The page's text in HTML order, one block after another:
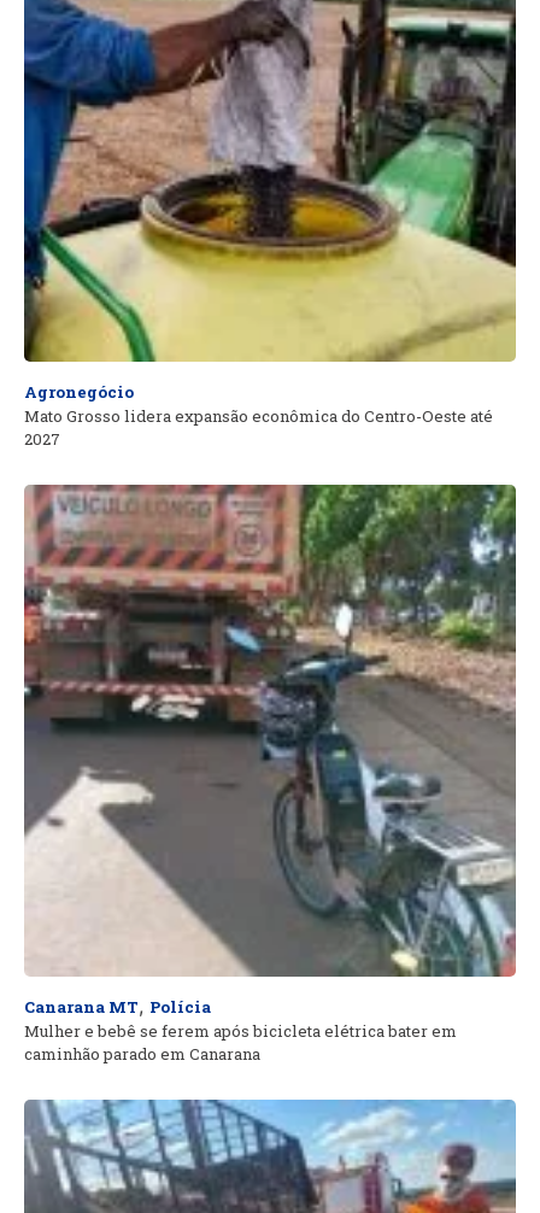
Agronegócio
Mato Grosso lidera expansão econômica do Centro-Oeste até
2027
Canarana MT, Polícia
Mulher e bebê se ferem após bicicleta elétrica bater em
caminhão parado em Canarana